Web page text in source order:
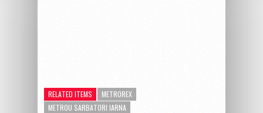
RELATED ITEMS
METROREX
METROU SARBATORI IARNA